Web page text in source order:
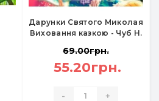
Дарунки Святого Миколая
Виховання казкою - Чуб Н.
69.00грн.
55.20грн.
- +